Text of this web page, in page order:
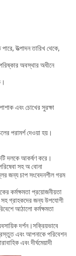
উত্পাদন তারিখ থেকে,
অবস্থার অধীনে
এবং চোখের সুরক্ষা
পরামর্শ দেওয়া হয়।
দলকে আকর্ষণ করে।
সহ অ বোনা
জন্য চাপ সংবেদনশীল গরম
কর্মক্ষমতা প্রয়োজনীয়তা
সহ গ্রাহকদের জন্য উপযোগী
আঠালো কর্মক্ষমতা
দর্শন।সক্রিয়ভাবে
এবং আপনাকে পরিবেশন
এবং দীর্ঘমেয়াদী